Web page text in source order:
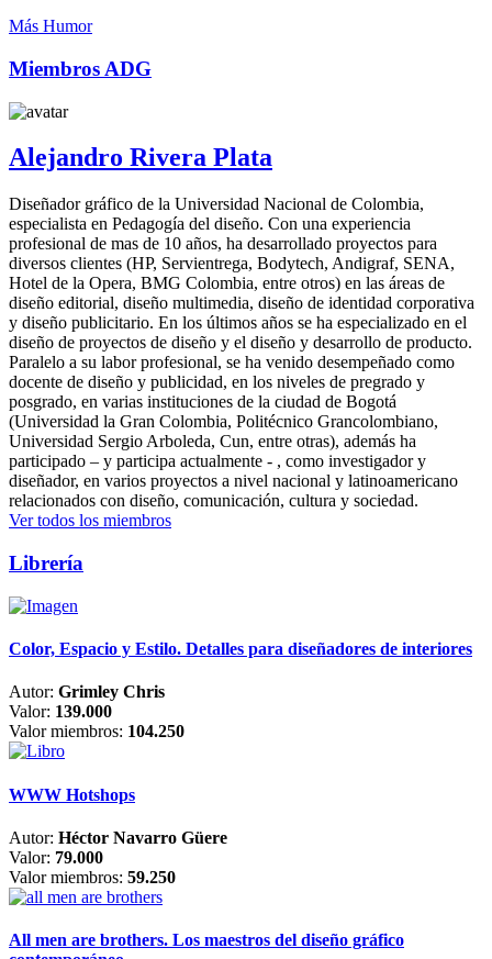
Más Humor
Miembros ADG
Alejandro Rivera Plata
Diseñador gráfico de la Universidad Nacional de Colombia,
especialista en Pedagogía del diseño. Con una experiencia
profesional de mas de 10 años, ha desarrollado proyectos para
diversos clientes (HP, Servientrega, Bodytech, Andigraf, SENA,
Hotel de la Opera, BMG Colombia, entre otros) en las áreas de
diseño editorial, diseño multimedia, diseño de identidad corporativa
y diseño publicitario. En los últimos años se ha especializado en el
diseño de proyectos de diseño y el diseño y desarrollo de producto.
Paralelo a su labor profesional, se ha venido desempeñado como
docente de diseño y publicidad, en los niveles de pregrado y
posgrado, en varias instituciones de la ciudad de Bogotá
(Universidad la Gran Colombia, Politécnico Grancolombiano,
Universidad Sergio Arboleda, Cun, entre otras), además ha
participado – y participa actualmente - , como investigador y
diseñador, en varios proyectos a nivel nacional y latinoamericano
relacionados con diseño, comunicación, cultura y sociedad.
Ver todos los miembros
Librería
Color, Espacio y Estilo. Detalles para diseñadores de interiores
Autor: Grimley Chris
Valor: 139.000
Valor miembros: 104.250
WWW Hotshops
Autor: Héctor Navarro Güere
Valor: 79.000
Valor miembros: 59.250
All men are brothers. Los maestros del diseño gráfico